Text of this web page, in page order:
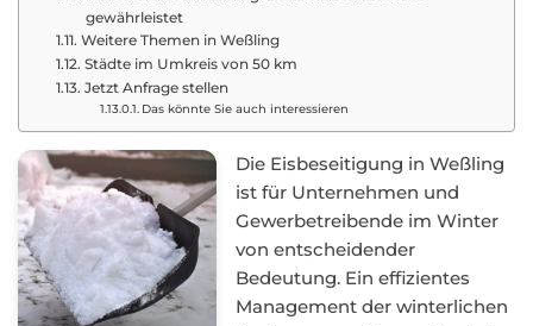
gewährleistet
Weitere Themen in Weßling
Städte im Umkreis von 50 km
Jetzt Anfrage stellen
Das könnte Sie auch interessieren
Die Eisbeseitigung in Weßling
ist für Unternehmen und
Gewerbetreibende im Winter
von entscheidender
Bedeutung. Ein effizientes
Management der winterlichen